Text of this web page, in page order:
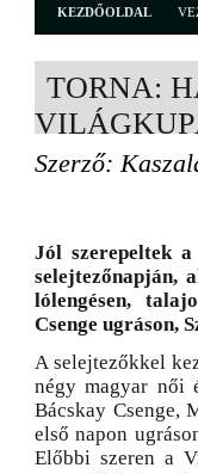
KEZDŐOLDAL
TORNA:
Szerző:
Jól szerepeltek
selejtezőnapján,
lólengésen,
Csenge ugráson,
A selejtezőkkel
négy magyar női
Bácskay Csenge,
első napon
Előbbi szeren a